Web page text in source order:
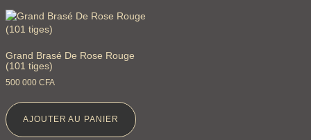
Grand Brasé De Rose Rouge
(101 tiges)
500 000 CFA
AJOUTER AU PANIER